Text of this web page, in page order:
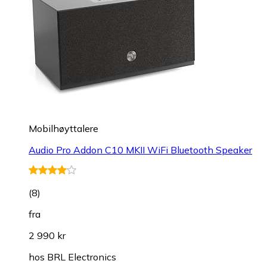
Mobilhøyttalere
Audio Pro Addon C10 MKII WiFi Bluetooth Speaker
(8)
fra
2 990 kr
hos BRL Electronics